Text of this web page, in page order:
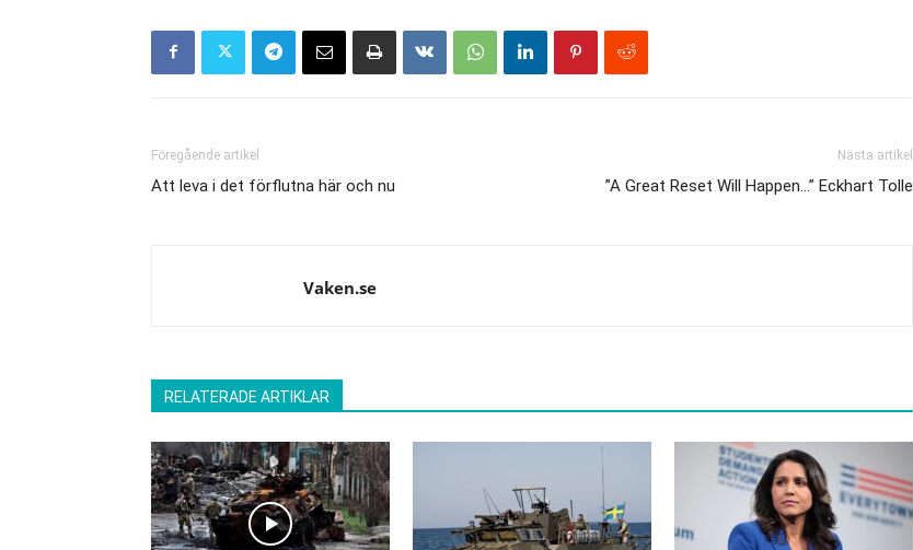
Föregående artikel
Att leva i det förflutna här och nu
Nästa artikel
”A Great Reset Will Happen…” Eckhart Tolle
Vaken.se
RELATERADE ARTIKLAR